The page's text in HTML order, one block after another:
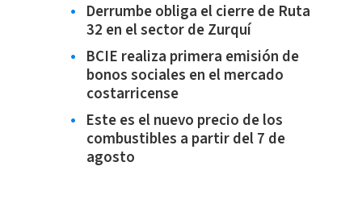
Derrumbe obliga el cierre de Ruta
32 en el sector de Zurquí
BCIE realiza primera emisión de
bonos sociales en el mercado
costarricense
Este es el nuevo precio de los
combustibles a partir del 7 de
agosto